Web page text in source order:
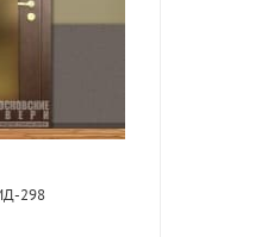
298